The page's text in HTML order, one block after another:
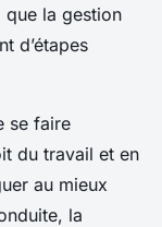
que la gestion
d’étapes
se faire
du travail et en
au mieux
la